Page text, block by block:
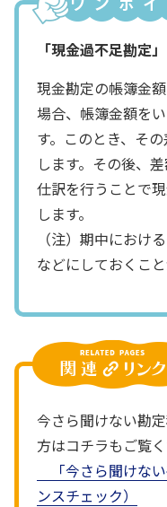
「現金過不足勘定」
現金勘定の帳簿金
場合、帳簿金額を
す。このとき、そ
します。その後、
仕訳を行うことで
します。
（注）期中におけ
などにしておくこと
今さら聞けない勘
方はコチラもご覧く
「今さら聞けな
ンスチェック）